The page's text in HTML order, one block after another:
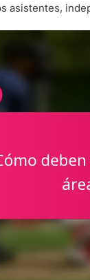
asistentes,